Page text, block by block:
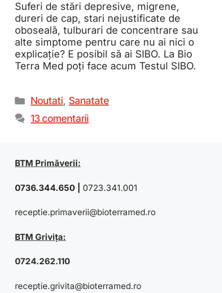
Suferi de stări depresive, migrene,
dureri de cap, stari nejustificate de
oboseală, tulburari de concentrare sau
alte simptome pentru care nu ai nici o
explicație? E posibil să ai SIBO. La Bio
Terra Med poți face acum Testul SIBO.
Noutati, Sanatate
13 comentarii
BTM Primăverii:
0736.344.650 0723.341.001
receptie.primaverii@bioterramed.ro
BTM Grivița:
0724.262.110
receptie.grivita@bioterramed.ro